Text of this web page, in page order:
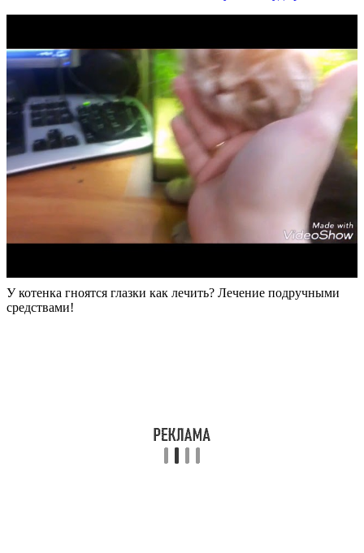
У котенка гноятся глазки как лечить? Лечение подручными
средствами!